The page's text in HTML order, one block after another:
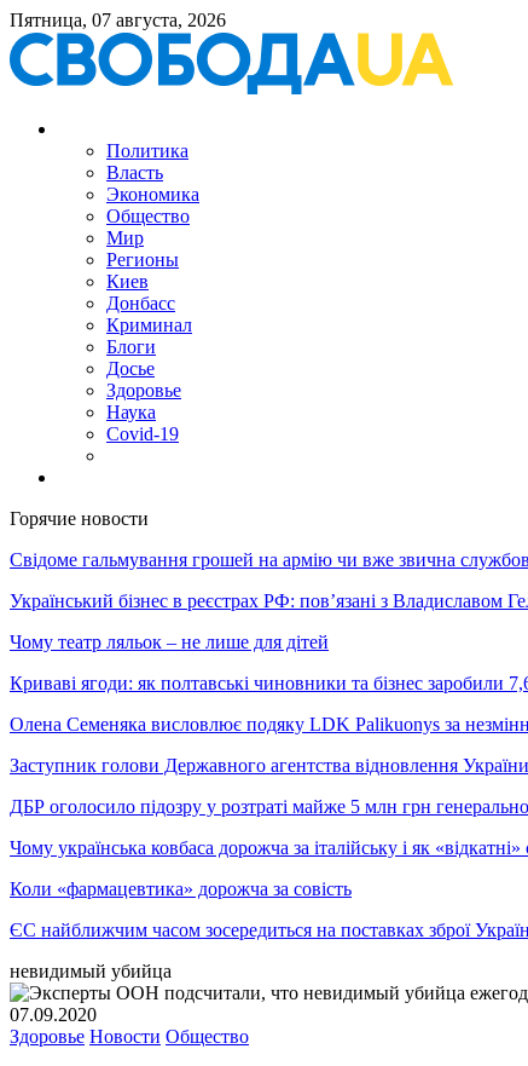
Пятница, 07 августа, 2026
Политика
Власть
Экономика
Общество
Мир
Регионы
Киев
Донбасс
Криминал
Блоги
Досье
Здоровье
Наука
Covid-19
Горячие новости
Свідоме гальмування грошей на армію чи вже звична
Український бізнес в реєстрах РФ: пов’язані з
Чому театр ляльок – не лише для дітей
Криваві ягоди: як полтавські чиновники та бізнес заробили
Олена Семеняка висловлює подяку LDK Palikuonys за
Заступник голови Державного агентства відновлення
ДБР оголосило підозру у розтраті майже 5 млн грн
Чому українська ковбаса дорожча за італійську і як
Коли «фармацевтика» дорожча за совість
ЄС найближчим часом зосередиться на поставках зброї
невидимый убийца
07.09.2020
Здоровье Новости Общество